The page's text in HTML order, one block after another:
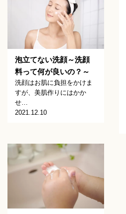
泡立てない洗顔～洗顔
料って何が良いの？～
洗顔はお肌に負担をかけま
すが、美肌作りにはかか
せ…
2021.12.10